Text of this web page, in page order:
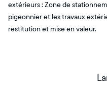
extérieurs : Zone de
pigeonnier et les travaux
restitution et mise en valeur.